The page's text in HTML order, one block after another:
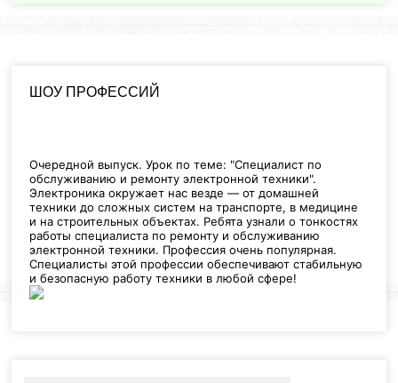
ШОУ ПРОФЕССИЙ
Очередной выпуск. Урок по теме: "Специалист по
обслуживанию и ремонту электронной техники".
Электроника окружает нас везде — от домашней
техники до сложных систем на транспорте, в медицине
и на строительных объектах. Ребята узнали о тонкостях
работы специалиста по ремонту и обслуживанию
электронной техники. Профессия очень популярная.
Специалисты этой профессии обеспечивают стабильную
и безопасную работу техники в любой сфере!